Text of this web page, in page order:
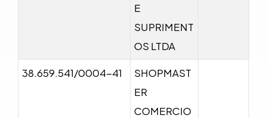
E
SUPRIMENT
OS LTDA
38.659.541/0004-41
SHOPMAST
ER
COMERCIO